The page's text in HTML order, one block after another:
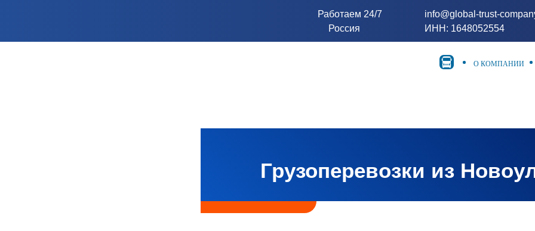
info@global-trust-
ИНН: 1648052554
Работаем 24/7
Россия
О КОМПАНИИ
Грузоперевозки из